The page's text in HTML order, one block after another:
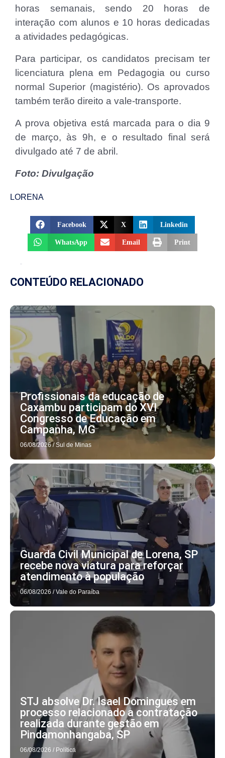
horas semanais, sendo 20 horas de
interação com alunos e 10 horas dedicadas
a atividades pedagógicas.
Para participar, os candidatos precisam ter
licenciatura plena em Pedagogia ou curso
normal Superior (magistério). Os aprovados
também terão direito a vale-transporte.
A prova objetiva está marcada para o dia 9
de março, às 9h, e o resultado final será
divulgado até 7 de abril.
Foto: Divulgação
LORENA
Facebook X Linkedin
WhatsApp Email Print
CONTEÚDO RELACIONADO
Profissionais da educação de
Caxambu participam do XVI
Congresso de Educação em
Campanha, MG
06/08/2026 / Sul de Minas
Guarda Civil Municipal de Lorena, SP
recebe nova viatura para reforçar
atendimento à população
06/08/2026 / Vale do Paraíba
STJ absolve Dr. Isael Domingues em
processo relacionado a contratação
realizada durante gestão em
Pindamonhangaba, SP
06/08/2026 / Política